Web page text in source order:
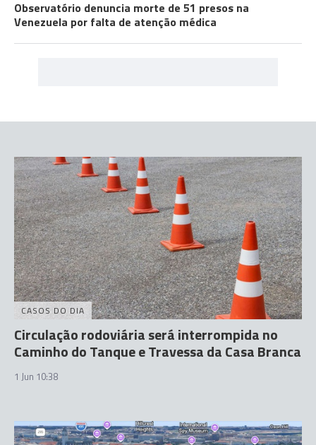
Observatório denuncia morte de 51 presos na
Venezuela por falta de atenção médica
CASOS DO DIA
Circulação rodoviária será interrompida no
Caminho do Tanque e Travessa da Casa Branca
1 Jun 10:38